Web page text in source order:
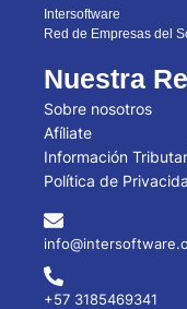
Intersoftware
Red de Empresas del
Nuestra
Sobre nosotros
Afíliate
Información
Política de
+57 3185469341